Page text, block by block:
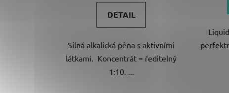
DETAIL
Silná alkalická pěna s aktivními
látkami. Koncentrát = ředitelný
1:10. ...